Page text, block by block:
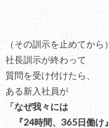
（その訓示を止めてから）
社長訓示が終わって
質問を受け付けたら、
ある新入社員が
「なぜ我々には
『24時間、365日働け』